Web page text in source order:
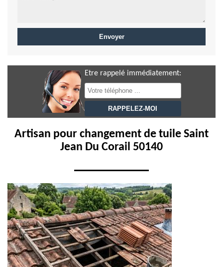
Etre rappelé immédiatement:
Artisan pour changement de tuile Saint
Jean Du Corail 50140